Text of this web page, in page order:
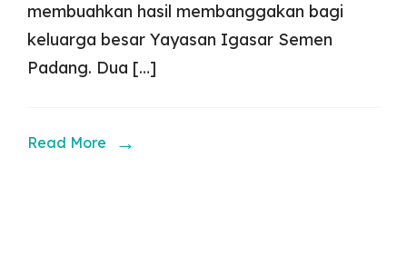
SMP
Semen
Raih
membuahkan hasil membanggakan bagi
keluarga besar Yayasan Igasar Semen
Padang. Dua […]
Read More